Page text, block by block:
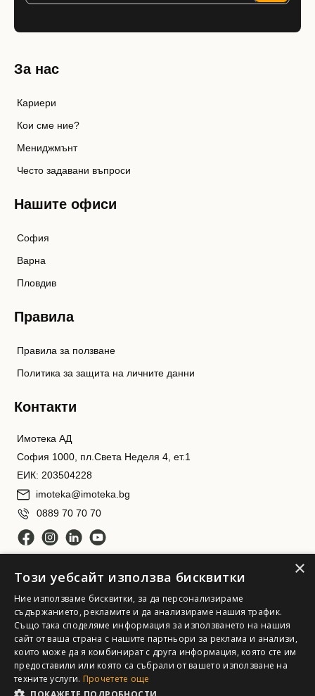
За нас
Кариери
Кои сме ние?
Мениджмънт
Често задавани въпроси
Нашите офиси
София
Варна
Пловдив
Правила
Правила за ползване
Политика за защита на личните данни
Контакти
Имотека АД
София 1000, пл.Света Неделя 4, ет.1
ЕИК: 203504228
imoteka@imoteka.bg
0889 70 70 70
Имотека АД. Всички права запазени
×
Този уебсайт използва бисквитки
Ние използваме бисквитки, за да персонализираме
съдържанието, рекламите и да анализираме нашия трафик.
Също така споделяме информация за използването на нашия
сайт от ваша страна с нашите партньори за реклама и анализи,
които може да я комбинират с друга информация, която сте им
предоставили или която са събрали от вашето използване на
техните услуги. Прочетете още